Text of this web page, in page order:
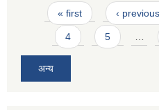
Pages
« first ‹ previous
4 5
अन्य